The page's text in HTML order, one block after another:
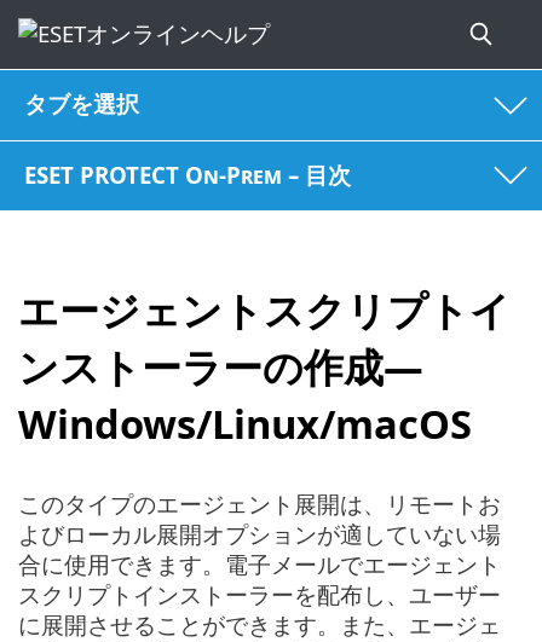
タブを選択
ESET PROTECT On-Prem – 目次
エージェントスクリプトイ
ンストーラーの作成—
Windows/Linux/macOS
このタイプのエージェント展開は、リモートお
よびローカル展開オプションが適していない場
合に使用できます。電子メールでエージェント
スクリプトインストーラーを配布し、ユーザー
に展開させることができます。また、エージェ